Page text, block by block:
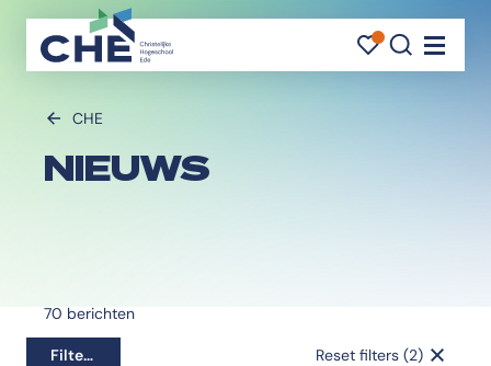
CHE
NIEUWS
70 berichten
Filters Reset filters (2)